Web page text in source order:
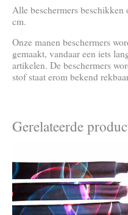
Alle beschermers
cm.
Onze manen beschermers
gemaakt, vandaar een iets
artikelen. De beschermers
stof staat erom bekend
Gerelateerde
tot
€21.95
product
heeft
meerdere
Deze